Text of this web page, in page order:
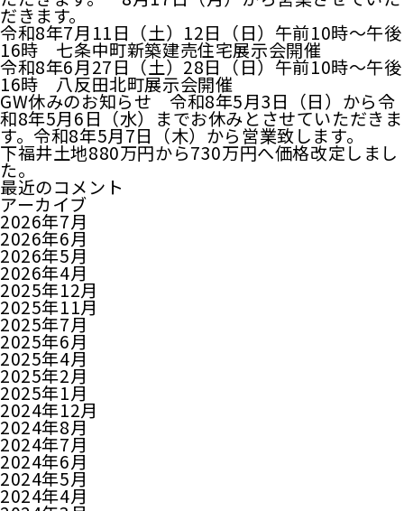
だきます。
令和8年7月11日（土）12日（日）午前10時～午後
16時 七条中町新築建売住宅展示会開催
令和8年6月27日（土）28日（日）午前10時～午後
16時 八反田北町展示会開催
GW休みのお知らせ 令和8年5月3日（日）から令
和8年5月6日（水）までお休みとさせていただきま
す。令和8年5月7日（木）から営業致します。
下福井土地880万円から730万円へ価格改定しまし
た。
最近のコメント
アーカイブ
2026年7月
2026年6月
2026年5月
2026年4月
2025年12月
2025年11月
2025年7月
2025年6月
2025年4月
2025年2月
2025年1月
2024年12月
2024年8月
2024年7月
2024年6月
2024年5月
2024年4月